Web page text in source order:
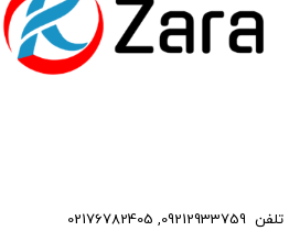
تلفن 09212933759
,
02176782405